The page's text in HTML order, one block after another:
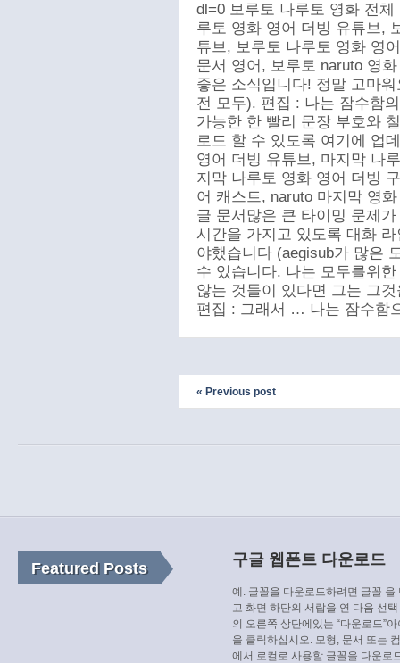
dl=0 보루토 나루토 영화 전
루토 영화 영어 더빙 유튜브,
튜브, 보루토 나루토 영화 영
문서 영어, 보루토 naruto 영
좋은 소식입니다! 정말 고마
전 모두). 편집 : 나는 잠수함
가능한 한 빨리 문장 부호와
로드 할 수 있도록 여기에 업
영어 더빙 유튜브, 마지막 나
지막 나루토 영화 영어 더빙
어 캐스트, naruto 마지막 영
글 문서많은 큰 타이밍 문제
시간을 가지고 있도록 대화
야했습니다 (aegisub가 많은
수 있습니다. 나는 모두를위
않는 것들이 있다면 그는 그
편집 : 그래서 … 나는 잠수함
« Previous post
Featured Posts 구글 웹폰트 다운로드
예. 글꼴을 다운로드하려면 글꼴 을
고 화면 하단의 서랍을 연 다음 선
의 오른쪽 상단에있는 “다운로드”
을 클릭하십시오. 모형, 문서 또는
에서 로컬로 사용할 글꼴을 다운로